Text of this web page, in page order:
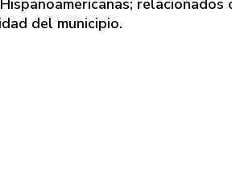
relacionados
del municipio.